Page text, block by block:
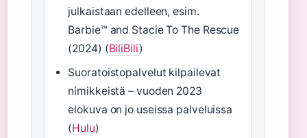
julkaistaan edelleen, esim.
Barbie™ and Stacie To The Rescue
(2024) (BiliBili)
Suoratoistopalvelut kilpailevat
nimikkeistä – vuoden 2023
elokuva on jo useissa palveluissa
(Hulu)